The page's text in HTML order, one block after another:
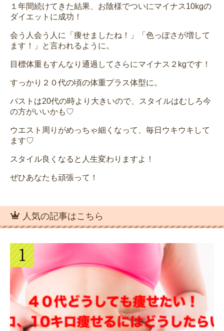
１年間続けてきた結果、お陰様でついにマイナス10kgの
ダイエットに成功！
会う人会う人に「痩せましたね！」「色っぽさが増して
ます！」と言われるように。
目標体重もすんなり通過してさらにマイナス２kgです！
すっかり２０代の頃の体重プラス体型に。
バストは20代の時より大きいので、スタイルはむしろ今
の方がいいかも♡
ウエスト周りがめっちゃ細くなって、毎日ウキウキして
ます♡
スタイル良くなると人生変わりますよ！
ぜひあなたも頑張って！
人気の記事はこちら